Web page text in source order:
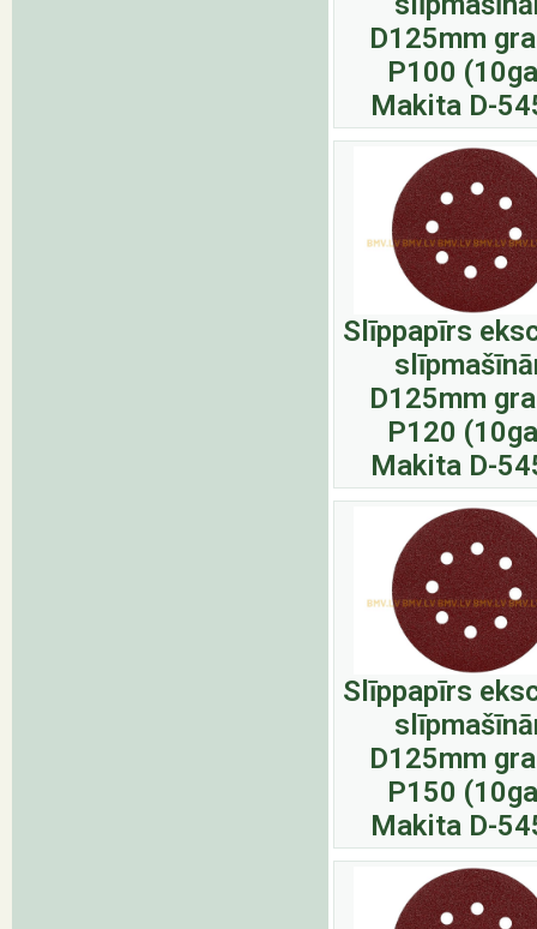
D125mm
P100
Makita D-
Slīppapīrs
D125mm
P120
Makita D-
Slīppapīrs
D125mm
P150
Makita D-